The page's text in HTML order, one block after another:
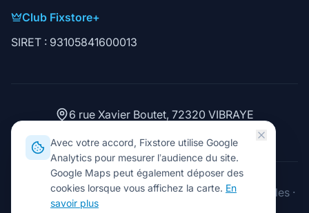
Club Fixstore+
SIRET : 93105841600013
6 rue Xavier Boutet, 72320 VIBRAYE
Fixstore. Tous droits réservés. · Mentions légales ·
Gérer les cookies
Avec votre accord, Fixstore utilise Google
Analytics pour mesurer l’audience du site.
Google Maps peut également déposer des
cookies lorsque vous affichez la carte. En
savoir plus